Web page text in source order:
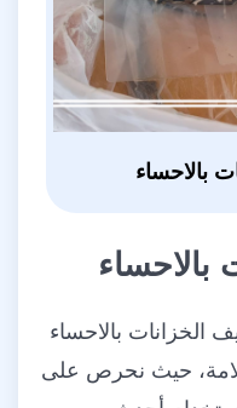
بالاحساء
بالاحساء
حيث نحرص على